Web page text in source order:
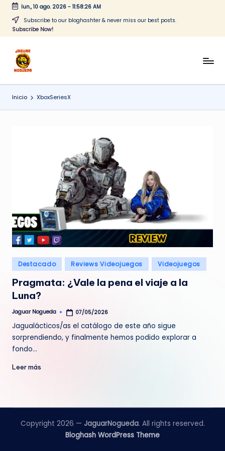
Saltar
lun., 10 ago. 2026- 11:58:26 AM
Subscribe to our bloghashter & never miss our best posts.
Subscribe Now!
J
a
g
u
e
d
a
CONTENIDO
Inicio XboxSeriesX
Publicado
en
Destacado Reviews Videojuegos Videojuegos
Pragmata: ¿Vale la pena el viaje a la
Luna?
Publicado
Jaguar Nogueda 07/05/2026
Jagualácticos/as el catálogo de este año sigue
sorprendiendo, y finalmente hemos podido explorar a
fondo…
Leer más
Copyright 2026 — JaguarNogueda. All rights reserved.
Bloghash WordPress Theme